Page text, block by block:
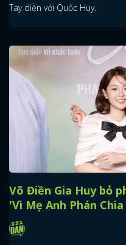
Tay diễn với Quốc Huy.
Võ Điền Gia Huy bỏ
'Vì Mẹ Anh Phán